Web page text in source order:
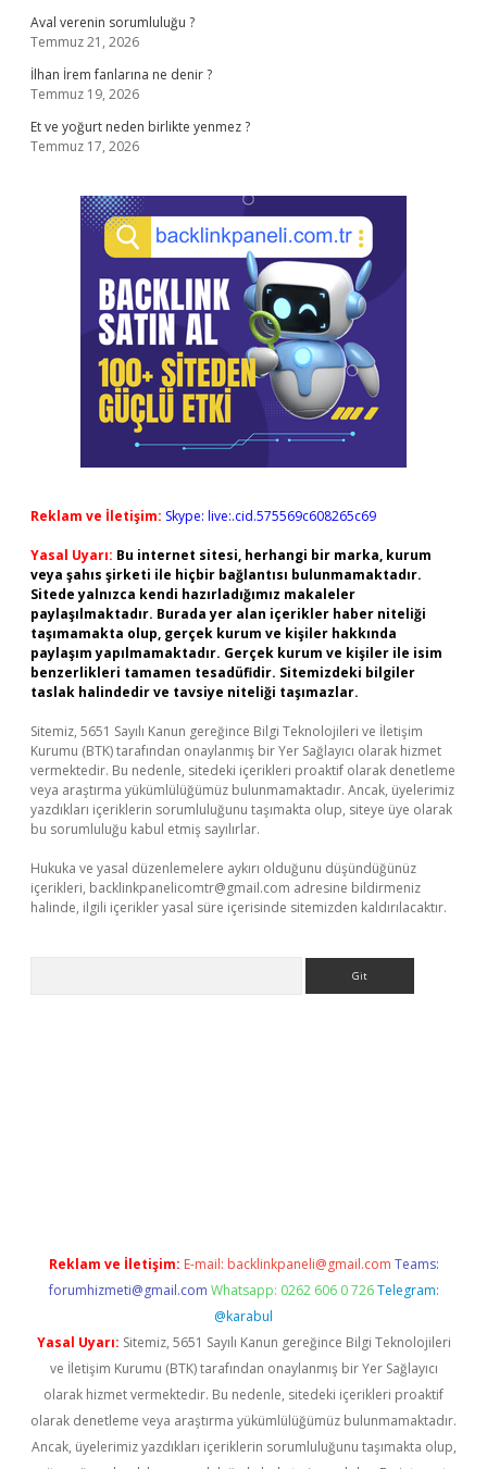
Aval verenin sorumluluğu ?
Temmuz 21, 2026
İlhan İrem fanlarına ne denir ?
Temmuz 19, 2026
Et ve yoğurt neden birlikte yenmez ?
Temmuz 17, 2026
Reklam ve İletişim: Skype: live:.cid.575569c608265c69
Yasal Uyarı: Bu internet sitesi, herhangi bir marka, kurum
veya şahıs şirketi ile hiçbir bağlantısı bulunmamaktadır.
Sitede yalnızca kendi hazırladığımız makaleler
paylaşılmaktadır. Burada yer alan içerikler haber niteliği
taşımamakta olup, gerçek kurum ve kişiler hakkında
paylaşım yapılmamaktadır. Gerçek kurum ve kişiler ile isim
benzerlikleri tamamen tesadüfidir. Sitemizdeki bilgiler
taslak halindedir ve tavsiye niteliği taşımazlar.
Sitemiz, 5651 Sayılı Kanun gereğince Bilgi Teknolojileri ve İletişim
Kurumu (BTK) tarafından onaylanmış bir Yer Sağlayıcı olarak hizmet
vermektedir. Bu nedenle, sitedeki içerikleri proaktif olarak denetleme
veya araştırma yükümlülüğümüz bulunmamaktadır. Ancak, üyelerimiz
yazdıkları içeriklerin sorumluluğunu taşımakta olup, siteye üye olarak
bu sorumluluğu kabul etmiş sayılırlar.
Hukuka ve yasal düzenlemelere aykırı olduğunu düşündüğünüz
içerikleri, backlinkpanelicomtr@gmail.com adresine bildirmeniz
halinde, ilgili içerikler yasal süre içerisinde sitemizden kaldırılacaktır.
Reklam ve İletişim: E-mail: backlinkpaneli@gmail.com Teams:
forumhizmeti@gmail.com Whatsapp: 0262 606 0 726 Telegram:
@karabul
Yasal Uyarı: Sitemiz, 5651 Sayılı Kanun gereğince Bilgi Teknolojileri
ve İletişim Kurumu (BTK) tarafından onaylanmış bir Yer Sağlayıcı
olarak hizmet vermektedir. Bu nedenle, sitedeki içerikleri proaktif
olarak denetleme veya araştırma yükümlülüğümüz bulunmamaktadır.
Ancak, üyelerimiz yazdıkları içeriklerin sorumluluğunu taşımakta olup,